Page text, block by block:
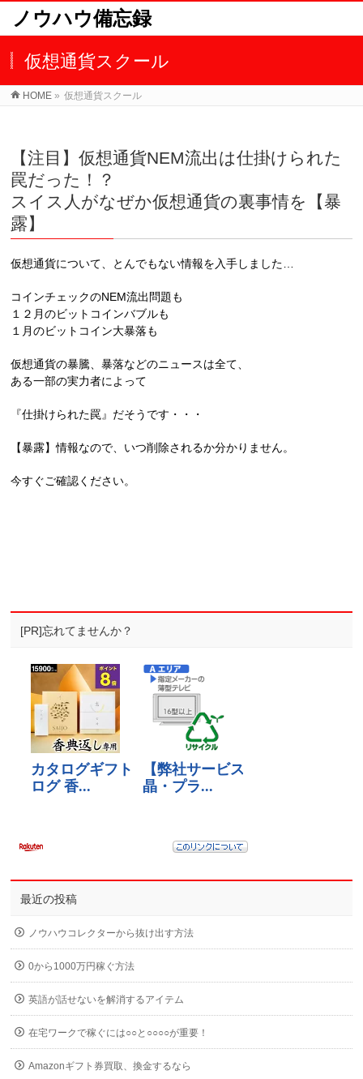
ノウハウ備忘録
仮想通貨スクール
HOME » 仮想通貨スクール
【注目】仮想通貨NEM流出は仕掛けられた
罠だった！？
スイス人がなぜか仮想通貨の裏事情を【暴
露】
仮想通貨について、とんでもない情報を入手しました…
コインチェックのNEM流出問題も
１２月のビットコインバブルも
１月のビットコイン大暴落も
仮想通貨の暴騰、暴落などのニュースは全て、
ある一部の実力者によって
『仕掛けられた罠』だそうです・・・
【暴露】情報なので、いつ削除されるか分かりません。
今すぐご確認ください。
[PR]忘れてませんか？
最近の投稿
ノウハウコレクターから抜け出す方法
0から1000万円稼ぐ方法
英語が話せないを解消するアイテム
在宅ワークで稼ぐには○○と○○○○が重要！
Amazonギフト券買取、換金するなら